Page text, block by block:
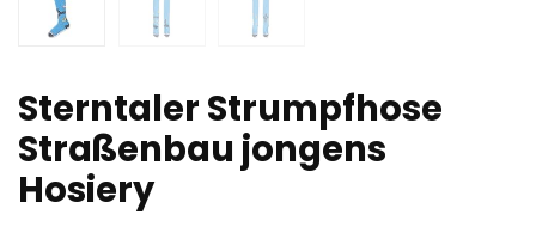
Sterntaler Strumpfhose
Straßenbau jongens
Hosiery